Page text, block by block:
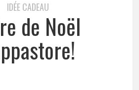
IDÉE CADEAU
de Noël